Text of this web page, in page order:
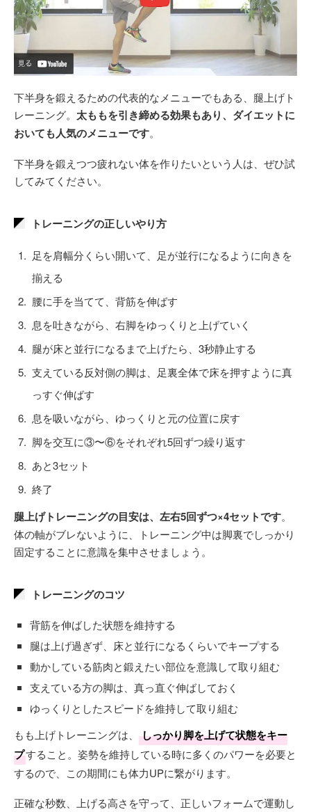
下半身を鍛えるための代表的なメニューでもある、腿上げト
レーニング。 太ももを引き締める効果もあり、ダイエットに
おいても人気のメニューです。
下半身を鍛えつつ疲れない体を作りたいという人は、ぜひ試
してみてください。
トレーニングの正しいやり方
足を肩幅分くらい開いて、足が並行になるように向きを
揃える
腰に手を当てて、背筋を伸ばす
息を吐きながら、右脚をゆっくりと上げていく
腿が床と並行になるまで上げたら、3秒静止する
支えている反対側の脚は、足裏全体で床を押すように真
っすぐ伸ばす
息を吸いながら、ゆっくりと元の位置に戻す
脚を交互に③〜⑥をそれぞれ5回ずつ繰り返す
あと3セット
終了
腿上げトレーニングの目安は、左右5回ずつ×4セットです。
体の軸がブレないように、トレーニング中は脚裏でしっかり
固定することに意識を集中させましょう。
トレーニングのコツ
背筋を伸ばした状態を維持する
腿は上げ過ぎず、床と並行になるくらいでキープする
動かしている筋肉と鍛えたい部位を意識して取り組む
支えている方の脚は、真っ直ぐ伸ばしておく
ゆっくりとしたスピードを維持して取り組む
もも上げトレーニングは、
しっかり脚を上げて状態をキー
プすること。姿勢を維持している時に多くのパワーを必要と
するので、この期間にも体力UPに繋がります。
正確な秒数、上げる高さを守って、正しいフォームで運動し